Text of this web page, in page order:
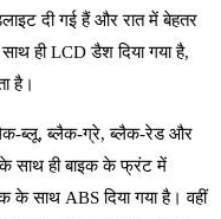
दी गई हैं और रात में बेहतर
ही LCD डैश दिया गया है,
है।
ब्लू, ब्लैक-ग्रे, ब्लैक-रेड और
साथ ही बाइक के फ्रंट में
साथ ABS दिया गया है। वहीं